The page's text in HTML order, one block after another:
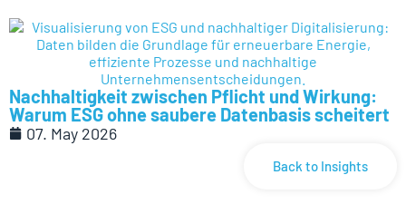
Nachhaltigkeit zwischen Pflicht und Wirkung:
Warum ESG ohne saubere Datenbasis scheitert
07. May 2026
Back to Insights